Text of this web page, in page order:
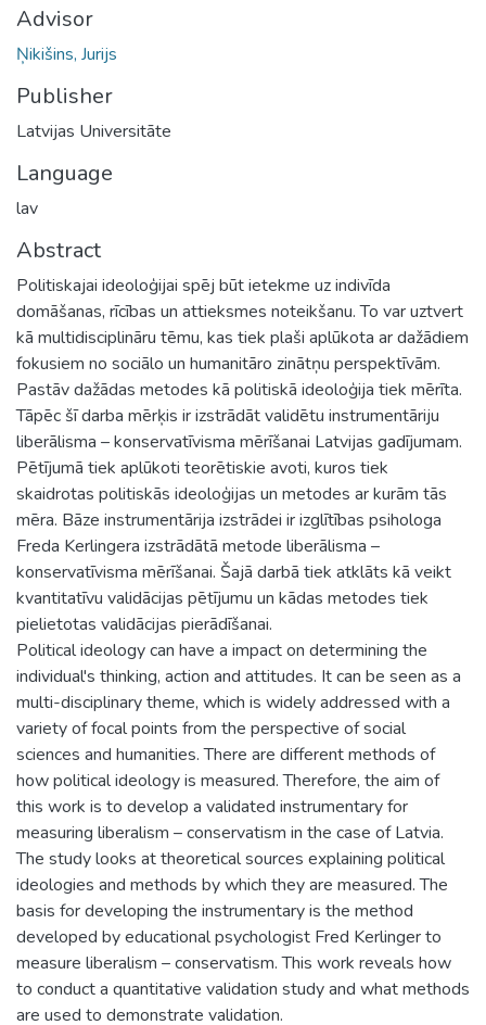
Advisor
Ņikišins, Jurijs
Publisher
Latvijas Universitāte
Language
lav
Abstract
Politiskajai ideoloģijai spēj būt ietekme uz indivīda
domāšanas, rīcības un attieksmes noteikšanu. To var uztvert
kā multidisciplināru tēmu, kas tiek plaši aplūkota ar dažādiem
fokusiem no sociālo un humanitāro zinātņu perspektīvām.
Pastāv dažādas metodes kā politiskā ideoloģija tiek mērīta.
Tāpēc šī darba mērķis ir izstrādāt validētu instrumentāriju
liberālisma – konservatīvisma mērīšanai Latvijas gadījumam.
Pētījumā tiek aplūkoti teorētiskie avoti, kuros tiek
skaidrotas politiskās ideoloģijas un metodes ar kurām tās
mēra. Bāze instrumentārija izstrādei ir izglītības psihologa
Freda Kerlingera izstrādātā metode liberālisma –
konservatīvisma mērīšanai. Šajā darbā tiek atklāts kā veikt
kvantitatīvu validācijas pētījumu un kādas metodes tiek
pielietotas validācijas pierādīšanai.
Political ideology can have a impact on determining the
individual's thinking, action and attitudes. It can be seen as a
multi-disciplinary theme, which is widely addressed with a
variety of focal points from the perspective of social
sciences and humanities. There are different methods of
how political ideology is measured. Therefore, the aim of
this work is to develop a validated instrumentary for
measuring liberalism – conservatism in the case of Latvia.
The study looks at theoretical sources explaining political
ideologies and methods by which they are measured. The
basis for developing the instrumentary is the method
developed by educational psychologist Fred Kerlinger to
measure liberalism – conservatism. This work reveals how
to conduct a quantitative validation study and what methods
are used to demonstrate validation.